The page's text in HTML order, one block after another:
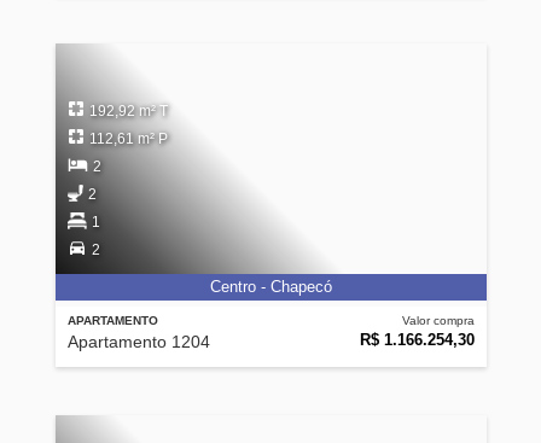
APARTAMENTO
Apartamento 1204
Valor compra
R$ 1.166.254,30
192,92 m² T
112,61 m² P
2
2
1
2
Centro - Chapecó